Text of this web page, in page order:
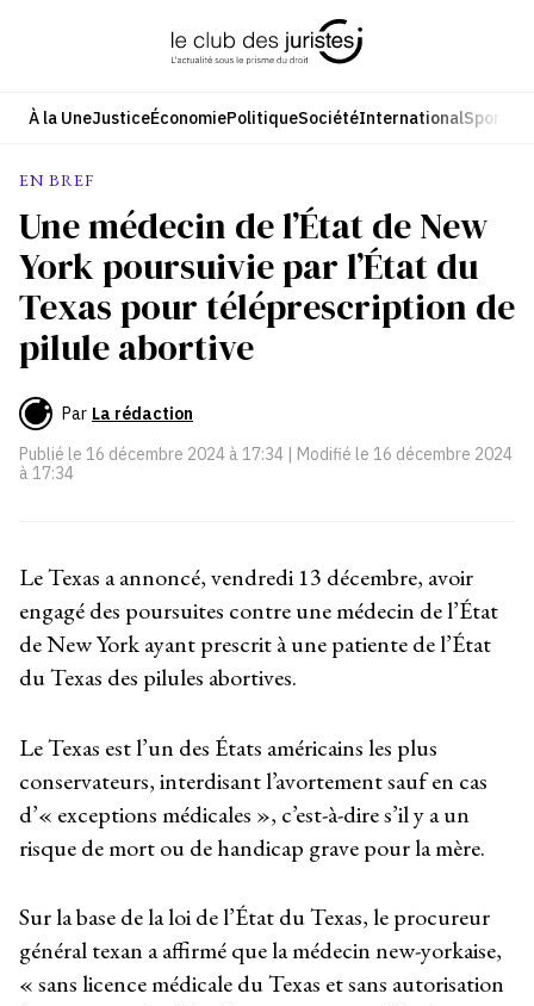
À la UneJusticeÉconomiePolitiqueSociétéInternationalSport
EN BREF
Une médecin de l’État de New
York poursuivie par l’État du
Texas pour téléprescription de
pilule abortive
Par La rédaction
Publié le 16 décembre 2024 à 17:34 | Modifié le 16 décembre 2024
à 17:34
Le Texas a annoncé, vendredi 13 décembre, avoir
engagé des poursuites contre une médecin de l’État
de New York ayant prescrit à une patiente de l’État
du Texas des pilules abortives.
Le Texas est l’un des États américains les plus
conservateurs, interdisant l’avortement sauf en cas
d’« exceptions médicales », c’est-à-dire s’il y a un
risque de mort ou de handicap grave pour la mère.
Sur la base de la loi de l’État du Texas, le procureur
général texan a affirmé que la médecin new-yorkaise,
« sans licence médicale du Texas et sans autorisation